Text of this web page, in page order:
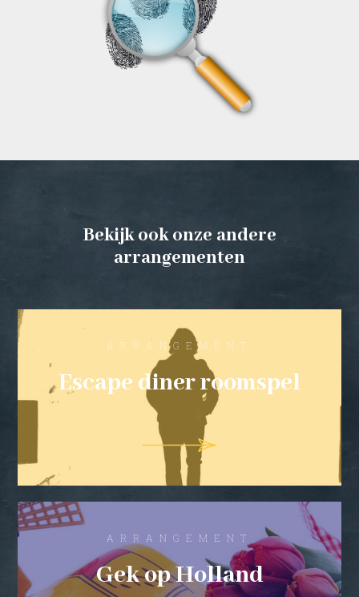
Bekijk ook onze andere
arrangementen
ARRANGEMENT
Escape diner roomspel
ARRANGEMENT
Gek op Holland